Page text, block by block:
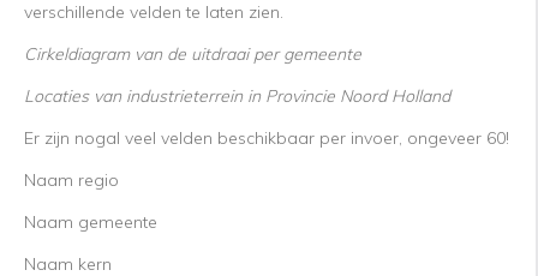
verschillende velden te laten zien.
Cirkeldiagram van de uitdraai per gemeente
Locaties van industrieterrein in Provincie Noord Holland
Er zijn nogal veel velden beschikbaar per invoer, ongeveer 60!
Naam regio
Naam gemeente
Naam kern